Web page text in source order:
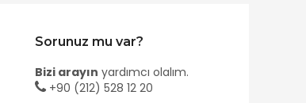
Sorunuz mu var?
Bizi arayın yardımcı olalım.
+90 (212) 528 12 20